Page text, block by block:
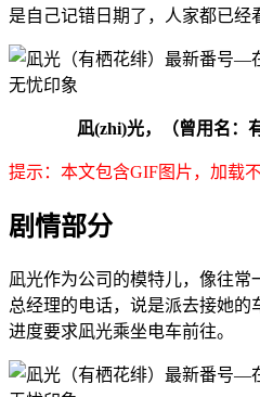
是自己记错日期了，人家都已经
凪(zhi)光，（曾用名：
提示：本文包含GIF图片，加载
剧情部分
凪光作为公司的模特儿，像往常
总经理的电话，说是派去接她
进度要求凪光乘坐电车前往。